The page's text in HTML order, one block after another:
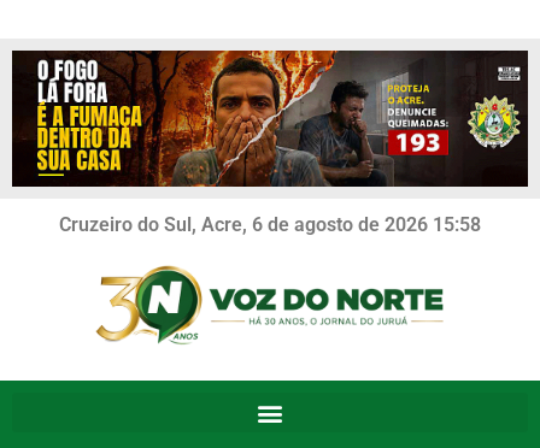
Cruzeiro do Sul, Acre, 6 de agosto de 2026 15:58